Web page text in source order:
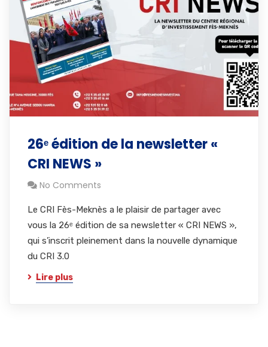
26ᵉ édition de la newsletter «
CRI NEWS »
No Comments
Le CRI Fès-Meknès a le plaisir de partager avec
vous la 26ᵉ édition de sa newsletter « CRI NEWS »,
qui s’inscrit pleinement dans la nouvelle dynamique
du CRI 3.0
Lire plus